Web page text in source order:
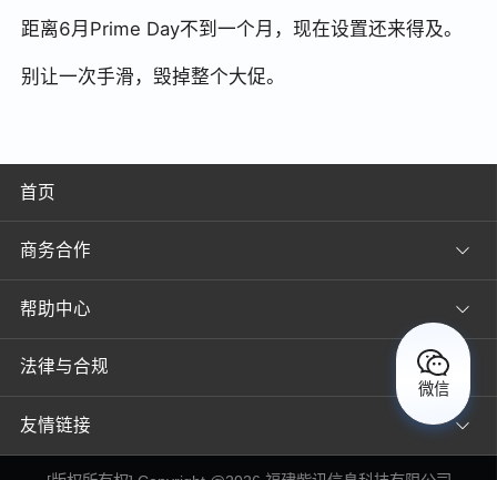
距离6月Prime Day不到一个月，现在设置还来得及。
别让一次手滑，毁掉整个大促。
微信
首页
商务合作
帮助中心
法律与合规
友情链接